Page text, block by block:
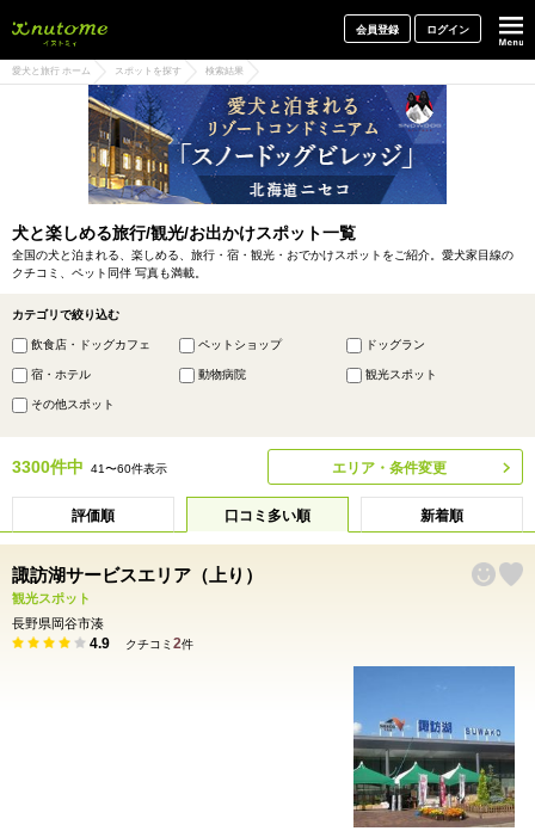
会員登録 ログイン
愛犬と旅行 ホーム スポットを探す 検索結果
犬と楽しめる旅行/観光/お出かけスポット一覧
全国の犬と泊まれる、楽しめる、旅行・宿・観光・おでかけスポットをご紹介。愛犬家目線の
クチコミ、ペット同伴 写真も満載。
カテゴリで絞り込む
飲食店・ドッグカフェ ペットショップ ドッグラン
宿・ホテル 動物病院 観光スポット
その他スポット
3300件中 41〜60件表示 エリア・条件変更
評価順 口コミ多い順 新着順
諏訪湖サービスエリア（上り）
観光スポット
長野県岡谷市湊
4.9 クチコミ 2件